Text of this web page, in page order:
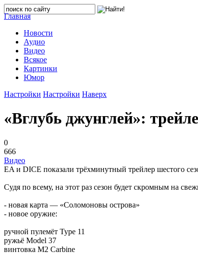
Главная
Новости
Аудио
Видео
Всякое
Картинки
Юмор
Настройки Настройки Наверх
«Вглубь джунглей»:
0
666
Видео
EA и DICE показали трёхминутный трейлер шестого
Судя по всему, на этот раз сезон будет скромным на
- новая карта — «Соломоновы острова»
- новое оружие:
ручной пулемёт Type 11
ружьё Model 37
винтовка M2 Carbine